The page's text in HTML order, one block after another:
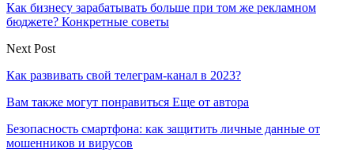
Как бизнесу зарабатывать больше при том же рекламном
бюджете? Конкретные советы
Next Post
Как развивать свой телеграм-канал в 2023?
Вам также могут понравиться Еще от автора
Безопасность смартфона: как защитить личные данные от
мошенников и вирусов